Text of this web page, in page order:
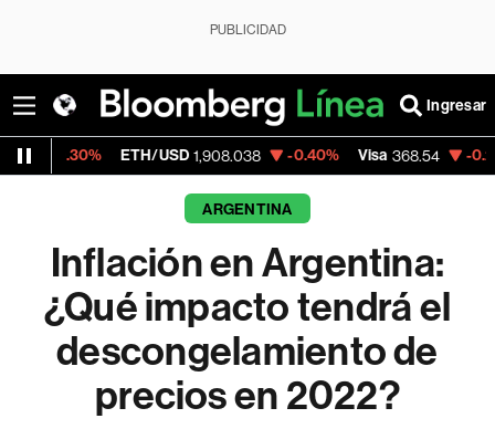
PUBLICIDAD
Ingresar
1,908.038 -0.40% Visa 368.54 -0.28%
ARGENTINA
Inflación en Argentina:
¿Qué impacto tendrá el
descongelamiento de
precios en 2022?